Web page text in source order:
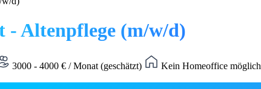
- Altenpflege (m/w/d)
3000 - 4000 € / Monat (geschätzt)
Kein Homeoffice möglich